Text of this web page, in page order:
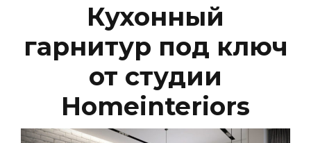
Кухонный
гарнитур под ключ
от студии
Нomeinteriors